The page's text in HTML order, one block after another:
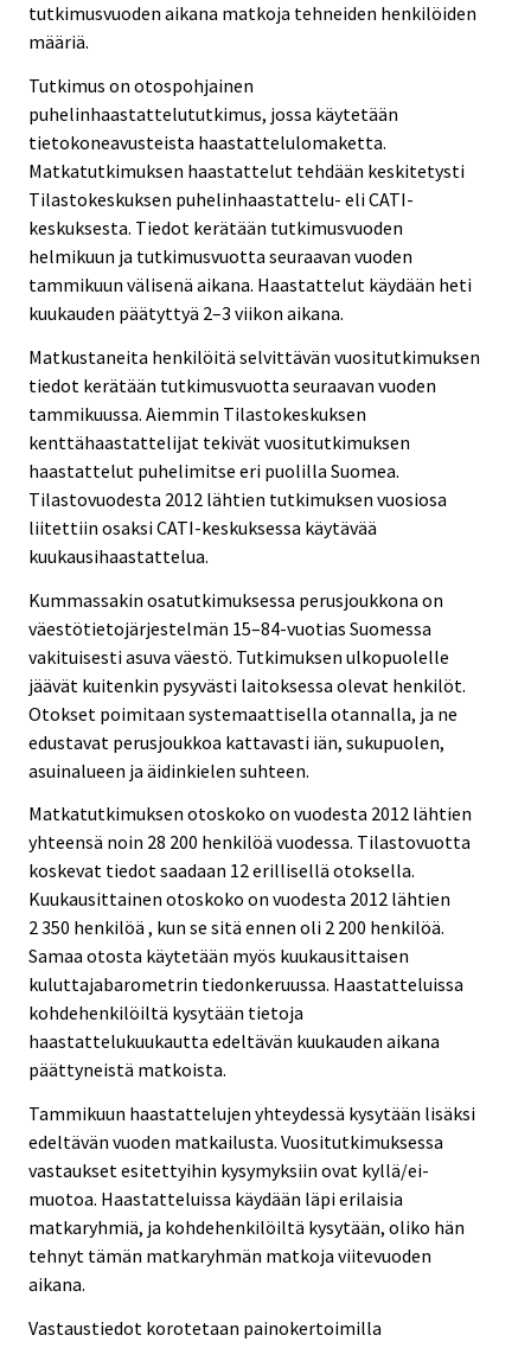
tutkimusvuoden aikana matkoja tehneiden henkilöiden
määriä.
Tutkimus on otospohjainen
puhelinhaastattelututkimus, jossa käytetään
tietokoneavusteista haastattelulomaketta.
Matkatutkimuksen haastattelut tehdään keskitetysti
Tilastokeskuksen puhelinhaastattelu- eli CATI-
keskuksesta. Tiedot kerätään tutkimusvuoden
helmikuun ja tutkimusvuotta seuraavan vuoden
tammikuun välisenä aikana. Haastattelut käydään heti
kuukauden päätyttyä 2–3 viikon aikana.
Matkustaneita henkilöitä selvittävän vuositutkimuksen
tiedot kerätään tutkimusvuotta seuraavan vuoden
tammikuussa. Aiemmin Tilastokeskuksen
kenttähaastattelijat tekivät vuositutkimuksen
haastattelut puhelimitse eri puolilla Suomea.
Tilastovuodesta 2012 lähtien tutkimuksen vuosiosa
liitettiin osaksi CATI-keskuksessa käytävää
kuukausihaastattelua.
Kummassakin osatutkimuksessa perusjoukkona on
väestötietojärjestelmän 15–84-vuotias Suomessa
vakituisesti asuva väestö. Tutkimuksen ulkopuolelle
jäävät kuitenkin pysyvästi laitoksessa olevat henkilöt.
Otokset poimitaan systemaattisella otannalla, ja ne
edustavat perusjoukkoa kattavasti iän, sukupuolen,
asuinalueen ja äidinkielen suhteen.
Matkatutkimuksen otoskoko on vuodesta 2012 lähtien
yhteensä noin 28 200 henkilöä vuodessa. Tilastovuotta
koskevat tiedot saadaan 12 erillisellä otoksella.
Kuukausittainen otoskoko on vuodesta 2012 lähtien
2 350 henkilöä , kun se sitä ennen oli 2 200 henkilöä.
Samaa otosta käytetään myös kuukausittaisen
kuluttajabarometrin tiedonkeruussa. Haastatteluissa
kohdehenkilöiltä kysytään tietoja
haastattelukuukautta edeltävän kuukauden aikana
päättyneistä matkoista.
Tammikuun haastattelujen yhteydessä kysytään lisäksi
edeltävän vuoden matkailusta. Vuositutkimuksessa
vastaukset esitettyihin kysymyksiin ovat kyllä/ei-
muotoa. Haastatteluissa käydään läpi erilaisia
matkaryhmiä, ja kohdehenkilöiltä kysytään, oliko hän
tehnyt tämän matkaryhmän matkoja viitevuoden
aikana.
Vastaustiedot korotetaan painokertoimilla